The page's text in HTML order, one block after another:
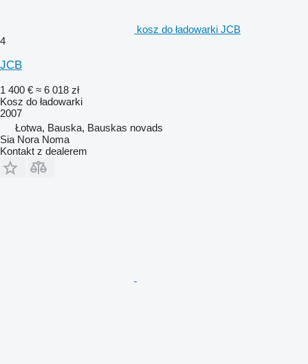
kosz do ładowarki JCB
4
JCB
1 400 € ≈ 6 018 zł
Kosz do ładowarki
2007
Łotwa, Bauska, Bauskas novads
Sia Nora Noma
Kontakt z dealerem